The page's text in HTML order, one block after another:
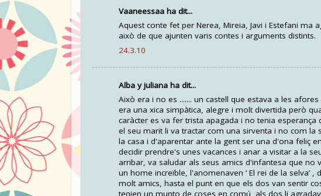
Vaaneessaa ha dit...
Aquest conte fet per Nerea, Mireia, Javi i Estefani
això de que ajunten varis contes i arguments distints.
24.3.10
Alba y juliana ha dit...
Això era i no es ....... un castell que estava a les
era una xica simpàtica, alegre i molt divertida però
caràcter es va fer trista apagada i no tenia
el seu marit li va tractar com una sirventa i no com
la casa i d'aparentar ante la gent ser una d'ona feliç
decidir prendre's unes vacances i anar a visitar a la
arribar, va saludar als seus amics d'infantesa que no
un home increïble, l'anomenaven ‘ El rei de la selva’
molt amics, hasta el punt en que els dos van sentir
tenien un munto de coses en comú, als dos li